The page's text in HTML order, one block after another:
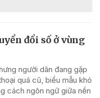
đổi số ở vùng
người dân đang gặp
quá cũ, biểu mẫu khó
cách ngôn ngữ giữa nền